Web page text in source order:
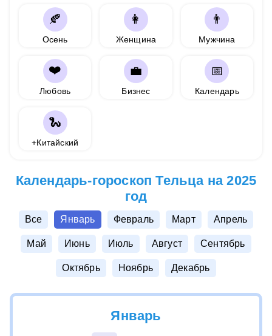
🍂
Осень
👩
Женщина
👨
Мужчина
❤️
Любовь
💼
Бизнес
📅
Календарь
🐍
+Китайский
Календарь-гороскоп Тельца на 2025
год
Все Январь Февраль Март Апрель
Май Июнь Июль Август Сентябрь
Октябрь Ноябрь Декабрь
Январь